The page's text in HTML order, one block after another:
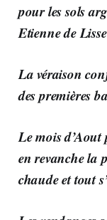
pour les sols
Etienne de
La véraison
des premières
Le mois d’Aout
en revanche la
chaude et tout